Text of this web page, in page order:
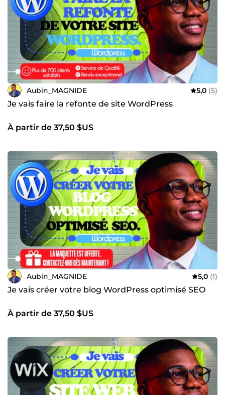
Aubin_MAGNIDE 5,0 (5)
Je vais faire la refonte de site WordPress
À partir de 37,50 $US
Aubin_MAGNIDE 5,0 (1)
Je vais créer votre blog WordPress optimisé SEO
À partir de 37,50 $US